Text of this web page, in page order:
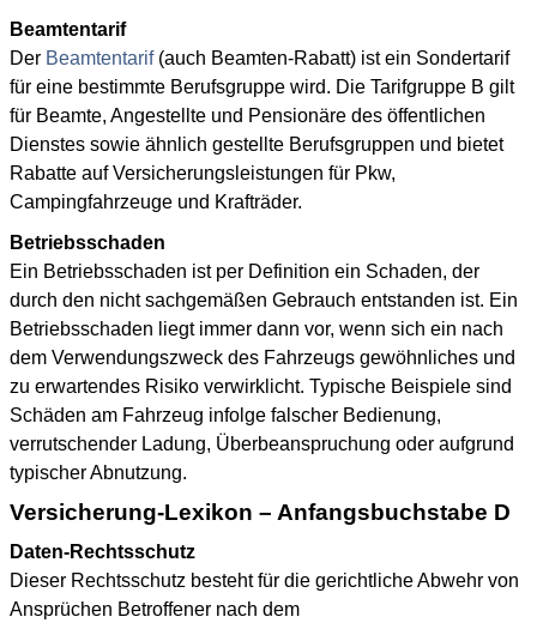
Beamtentarif
Der Beamtentarif(auch Beamten-Rabatt) ist ein Sondertarif
für eine bestimmte Berufsgruppe wird. Die Tarifgruppe B gilt
für Beamte, Angestellte und Pensionäre des öffentlichen
Dienstes sowie ähnlich gestellte Berufsgruppen und bietet
Rabatte auf Versicherungsleistungen für Pkw,
Campingfahrzeuge und Krafträder.
Betriebsschaden
Ein Betriebsschaden ist per Definition ein Schaden, der
durch den nicht sachgemäßen Gebrauch entstanden ist. Ein
Betriebsschaden liegt immer dann vor, wenn sich ein nach
dem Verwendungszweck des Fahrzeugs gewöhnliches und
zu erwartendes Risiko verwirklicht. Typische Beispiele sind
Schäden am Fahrzeug infolge falscher Bedienung,
verrutschender Ladung, Überbeanspruchung oder aufgrund
typischer Abnutzung.
Versicherung-Lexikon – Anfangsbuchstabe D
Daten-Rechtsschutz
Dieser Rechtsschutz besteht für die gerichtliche Abwehr von
Ansprüchen Betroffener nach dem